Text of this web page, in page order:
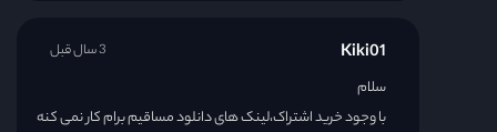
Kiki01
سلام
با وجود خرید اشتراک،لینک های دانلود مساقیم برام کار نمی کنه
3 سال قبل